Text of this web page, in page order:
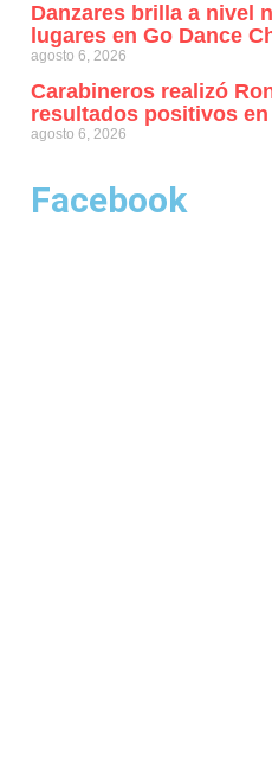
Danzares brilla a nivel
lugares en Go Dance
agosto 6, 2026
Carabineros realizó
resultados positivos
agosto 6, 2026
Facebook